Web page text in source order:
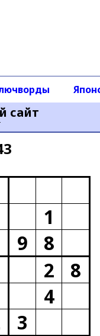
сайт
1
9
8
2
8
4
3